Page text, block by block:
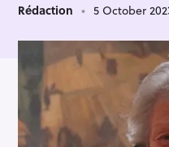
Rédaction 5 October